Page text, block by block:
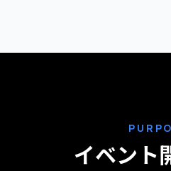
イベント